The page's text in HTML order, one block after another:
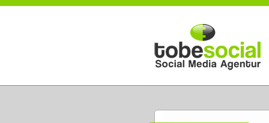
Direkt zum Inhalt